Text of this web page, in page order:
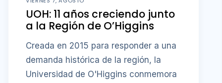
UOH: 11 años creciendo junto
a la Región de O’Higgins
Creada en 2015 para responder a una
demanda histórica de la región, la
Universidad de O'Higgins conmemora